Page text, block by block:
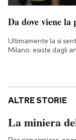
Da dove viene
Ultimamente la si
Milano: esiste dagli
ALTRE STORIE
La miniera